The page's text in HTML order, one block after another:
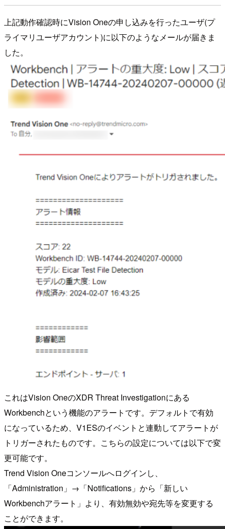
上記動作確認時にVision Oneの申し込みを行ったユーザ(プ
ライマリユーザアカウント)に以下のようなメールが届きま
した。
これはVision OneのXDR Threat Investigationにある
Workbenchという機能のアラートです。デフォルトで有効
になっているため、V1ESのイベントと連動してアラートが
トリガーされたものです。こちらの設定については以下で変
更可能です。
Trend Vision Oneコンソールへログインし、
「Administration」→「Notifications」から「新しい
Workbenchアラート」より、有効無効や宛先等を変更する
ことができます。